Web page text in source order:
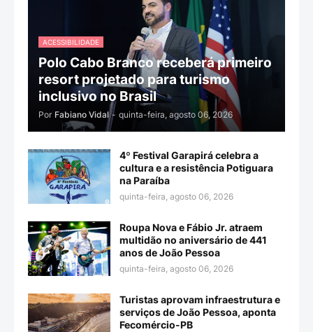
ACESSIBILIDADE
Polo Cabo Branco receberá primeiro
resort projetado para turismo
inclusivo no Brasil
Por Fabiano Vidal - quinta-feira, agosto 06, 2026
4º Festival Garapirá celebra a
cultura e a resistência Potiguara
na Paraíba
quinta-feira, agosto 06, 2026
Roupa Nova e Fábio Jr. atraem
multidão no aniversário de 441
anos de João Pessoa
quinta-feira, agosto 06, 2026
Turistas aprovam infraestrutura e
serviços de João Pessoa, aponta
Fecomércio-PB